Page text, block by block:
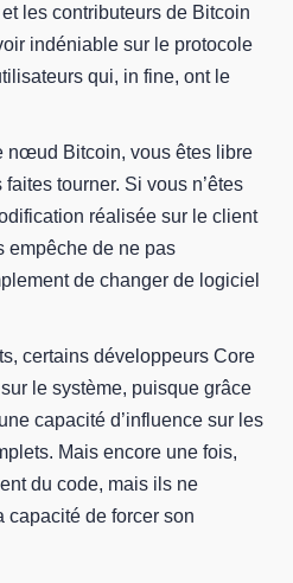
les contributeurs de Bitcoin
indéniable sur le protocole
qui, in fine, ont le
nœud Bitcoin, vous êtes libre
tourner. Si vous n’êtes
réalisée sur le client
empêche de ne pas
de changer de logiciel
certains développeurs Core
le système, puisque grâce
capacité d’influence sur les
Mais encore une fois,
du code, mais ils ne
capacité de forcer son